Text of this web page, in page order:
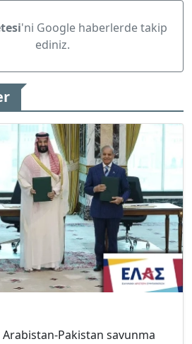
'ni Google haberlerde takip
ediniz.
Arabistan-Pakistan savunma